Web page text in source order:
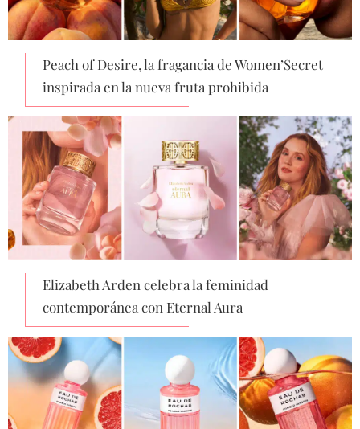
Peach of Desire, la fragancia de Women’Secret
inspirada en la nueva fruta prohibida
Elizabeth Arden celebra la feminidad
contemporánea con Eternal Aura